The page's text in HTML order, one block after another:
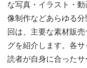
な写真・イラスト・
像制作などあらゆる
回は、主要な素材販
グを紹介します。各サ
読者が自身に合った